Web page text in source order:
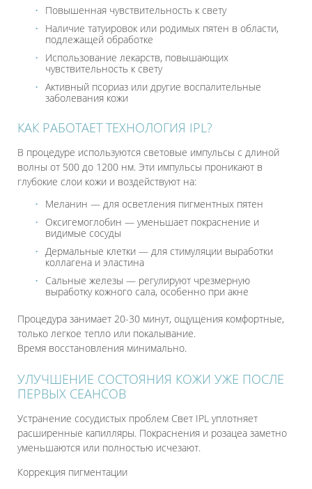
Повышенная чувствительность к свету
Наличие татуировок или родимых пятен в области,
подлежащей обработке
Использование лекарств, повышающих
чувствительность к свету
Активный псориаз или другие воспалительные
заболевания кожи
КАК РАБОТАЕТ ТЕХНОЛОГИЯ IPL?
В процедуре используются световые импульсы с длиной
волны от 500 до 1200 нм. Эти импульсы проникают в
глубокие слои кожи и воздействуют на:
Меланин — для осветления пигментных пятен
Оксигемоглобин — уменьшает покраснение и
видимые сосуды
Дермальные клетки — для стимуляции выработки
коллагена и эластина
Сальные железы — регулируют чрезмерную
выработку кожного сала, особенно при акне
Процедура занимает 20-30 минут, ощущения комфортные,
только легкое тепло или покалывание.
Время восстановления минимально.
УЛУЧШЕНИЕ СОСТОЯНИЯ КОЖИ УЖЕ ПОСЛЕ
ПЕРВЫХ СЕАНСОВ
Устранение сосудистых проблем Свет IPL уплотняет
расширенные капилляры. Покраснения и розацеа заметно
уменьшаются или полностью исчезают.
Коррекция пигментации